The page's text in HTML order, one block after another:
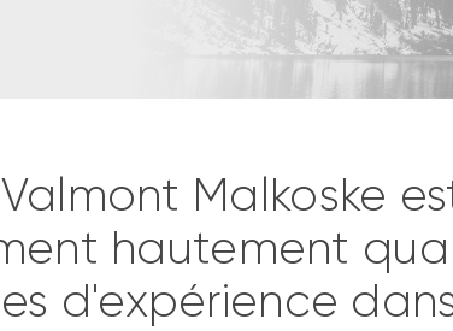
Malkoske
hautement
d'expérience